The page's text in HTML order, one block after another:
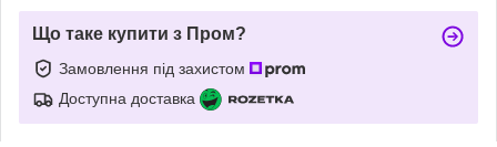
Що таке купити з Пром?
Замовлення під захистом
Доступна доставка